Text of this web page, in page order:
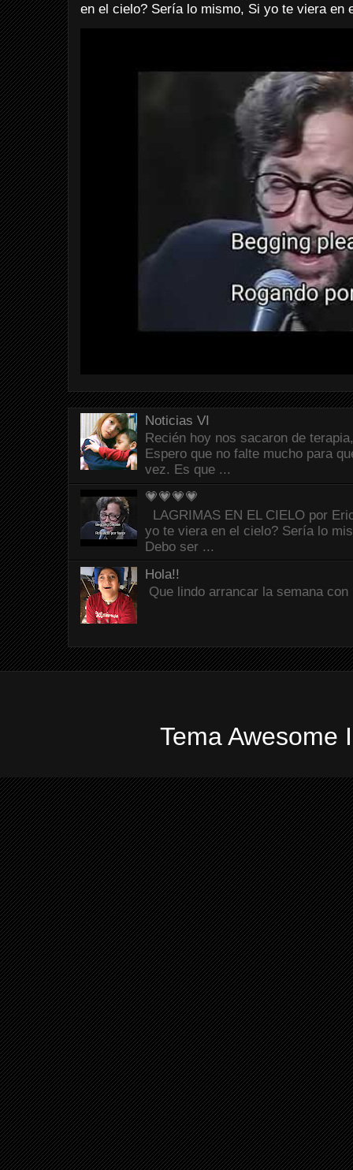
en el cielo? Sería lo mismo, Si yo te viera en
Noticias VI
Recién hoy nos sacaron de
Espero que no falte mucho para
vez. Es que ...
💗💗💗💗
LAGRIMAS EN EL CIELO por
yo te viera en el cielo? Sería lo
Debo ser ...
Hola!!
Que lindo arrancar la semana
Tema